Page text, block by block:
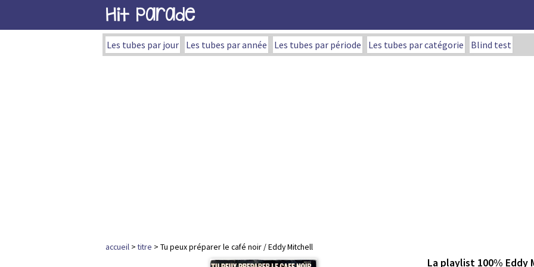
Hit Parade
Les tubes par jour Les tubes par année Les tubes par période Les tubes par catégorie Blind test
accueil >titre > Tu peux préparer le café noir / Eddy Mitchell
La playlist 100% Eddy